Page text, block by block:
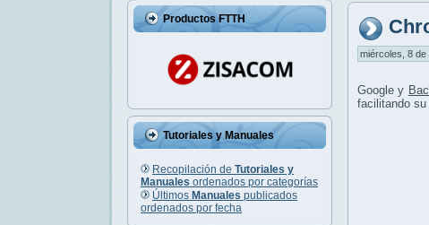
Productos FTTH
Tutoriales y Manuales
Recopilación de Tutoriales y
Manuales ordenados por categorías
Últimos Manuales publicados
ordenados por fecha
miércoles, 8 de
Google y
facilitando